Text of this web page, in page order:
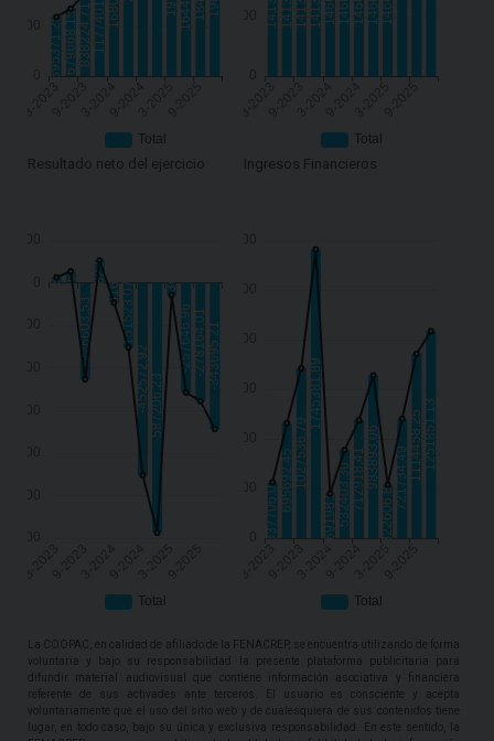
Resultado neto del ejercicio Ingresos Financieros
La COOPAC, en calidad de afiliado de la FENACREP, se encuentra utilizando de forma
voluntaria y bajo su responsabilidad la presente plataforma publicitaria para
difundir material audiovisual que contiene información asociativa y financiera
referente de sus activades ante terceros. El usuario es consciente y acepta
voluntariamente que el uso del sitio web y de cualesquiera de sus contenidos tiene
lugar, en todo caso, bajo su única y exclusiva responsabilidad. En este sentido, la